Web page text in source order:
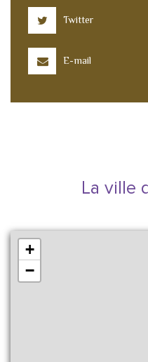
Twitter
E-mail
La ville
+
−